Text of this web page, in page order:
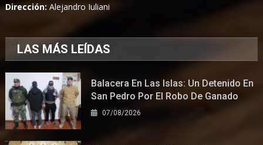
Dirección:Alejandro Iuliani
LAS MÁS LEÍDAS
Balacera En Las Islas: Un Detenido En
San Pedro Por El Robo De Ganado
07/08/2026